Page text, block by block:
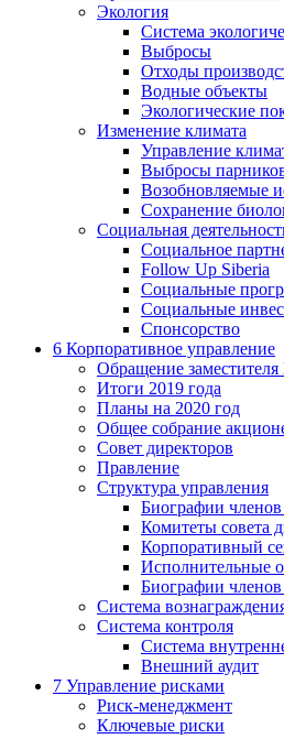
Экология
Система
Выбросы
Отходы
Водные объекты
Экологические
Изменение климата
Управление
Выбросы
Возобновляемые
Сохранение
Социальная
Социальное
Follow Up Siberia
Социальные
Социальные
Спонсорство
6 Корпоративное управление
Обращение заместителя
Итоги 2019 года
Планы на 2020 год
Общее собрание
Совет директоров
Правление
Структура управления
Биографии членов
Комитеты совета
Корпоративный
Исполнительные
Биографии
Система
Система контроля
Система
Внешний аудит
7 Управление рисками
Риск-менеджмент
Ключевые риски